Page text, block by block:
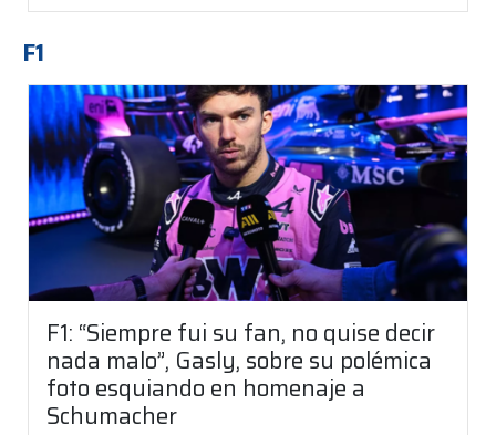
F1
F1: “Siempre fui su fan, no quise decir
nada malo”, Gasly, sobre su polémica
foto esquiando en homenaje a
Schumacher